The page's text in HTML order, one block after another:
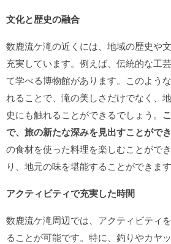
文化と歴史の融合
数鹿流ケ滝の近くには、地域の歴史や
充実しています。例えば、伝統的な工
て学べる博物館があります。このよう
れることで、滝の美しさだけでなく、
史にも触れることができるでしょう。
で、旅の新たな深みを見出すことができ
の食材を使った料理を楽しむことがで
り、地元の味を堪能することができます
アクティビティで充実した時間
数鹿流ケ滝周辺では、アクティビティ
ることが可能です。特に、釣りやカヤ